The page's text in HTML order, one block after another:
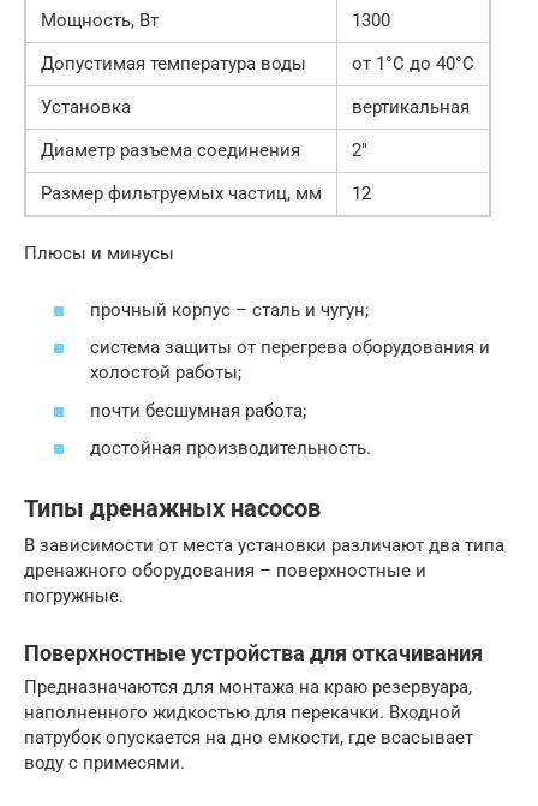
Мощность, Вт
1300
Допустимая температура воды
от 1°C до 40°C
Установка
вертикальная
Диаметр разъема соединения
2″
Размер фильтруемых частиц, мм
12
Плюсы и минусы
прочный корпус – сталь и чугун;
система защиты от перегрева оборудования и
холостой работы;
почти бесшумная работа;
достойная производительность.
Типы дренажных насосов
В зависимости от места установки различают два типа
дренажного оборудования – поверхностные и
погружные.
Поверхностные устройства для откачивания
Предназначаются для монтажа на краю резервуара,
наполненного жидкостью для перекачки. Входной
патрубок опускается на дно емкости, где всасывает
воду с примесями.